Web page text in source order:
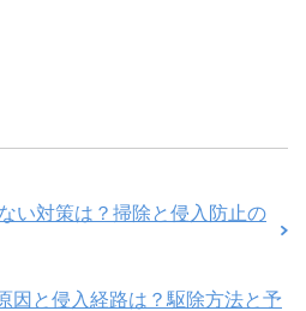
い対策は？掃除と侵入防止の
因と侵入経路は？駆除方法と予